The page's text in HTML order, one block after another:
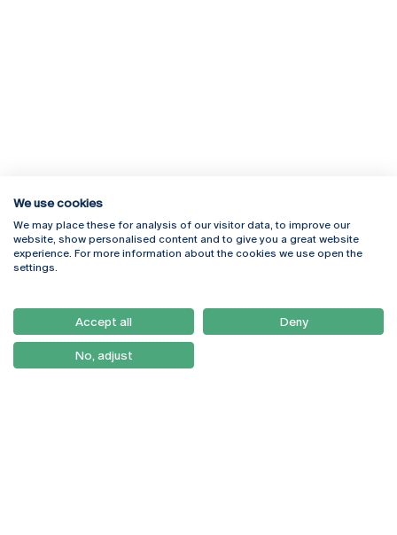
Rua Diogo Botelho 1327
4169-005 Porto
+351 226 196 240
Campus Online
Webmail
Como Chegar
Newsletter
We use cookies
We may place these for analysis of our visitor data, to improve our
website, show personalised content and to give you a great website
experience. For more information about the cookies we use open the
settings.
Accept all Deny
No, adjust